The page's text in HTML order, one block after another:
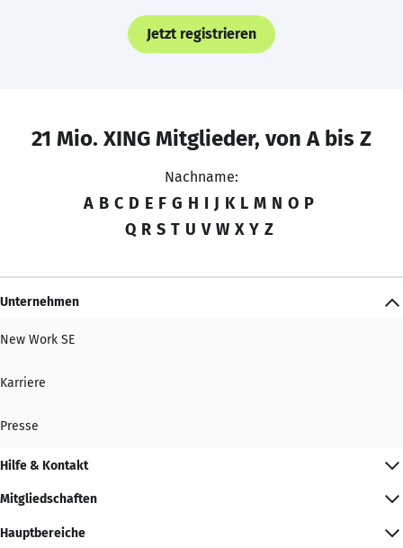
Jetzt registrieren
21 Mio. XING Mitglieder, von A bis Z
Nachname:
A B C D E F G H I J K L M N O P
Q R S T U V W X Y Z
Unternehmen
New Work SE
Karriere
Presse
Hilfe & Kontakt
Mitgliedschaften
Hauptbereiche